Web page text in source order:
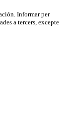
Informar per
a tercers, excepte